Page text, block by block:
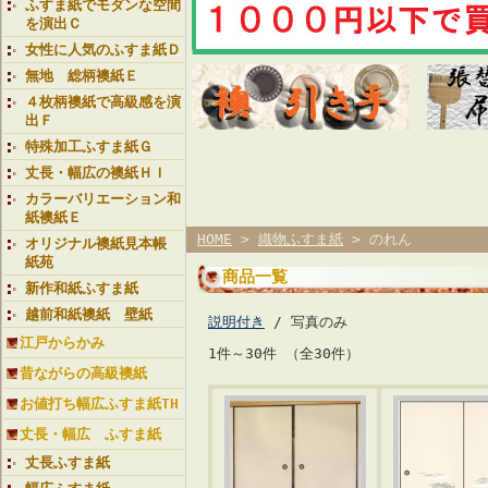
ふすま紙でモダンな空間
を演出Ｃ
女性に人気のふすま紙Ｄ
無地 総柄襖紙Ｅ
４枚柄襖紙で高級感を演
出Ｆ
特殊加工ふすま紙Ｇ
丈長・幅広の襖紙ＨＩ
カラーバリエーション和
紙襖紙Ｅ
オリジナル襖紙見本帳
紙苑
新作和紙ふすま紙
越前和紙襖紙 壁紙
江戸からかみ
昔ながらの高級襖紙
お値打ち幅広ふすま紙TH
丈長・幅広 ふすま紙
丈長ふすま紙
HOME > 織物ふすま紙 > のれん
商品一覧
説明付き
/ 写真のみ
1件～30件 （全30件）